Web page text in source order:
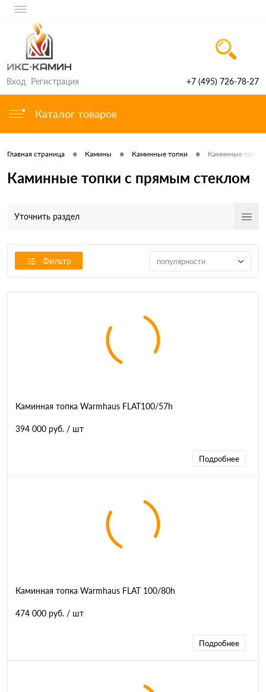
Вход Регистрация +7 (495) 726-78-27
Каталог товаров
Главная страница • Камины • Каминные топки • Каминные топки
Каминные топки с прямым стеклом
Уточнить раздел
Фильтр популярности
Каминная топка Warmhaus FLAT100/57h
394 000 руб. / шт
Подробнее
Каминная топка Warmhaus FLAT 100/80h
474 000 руб. / шт
Подробнее